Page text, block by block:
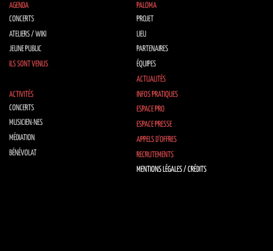
AGENDA
CONCERTS
ATELIERS / WIKI
JEUNE PUBLIC
ILS SONT VENUS
PALOMA
PROJET
LIEU
PARTENAIRES
ÉQUIPES
ACTUALITÉS
ACTIVITÉS
CONCERTS
MUSICIEN·NES
MÉDIATION
BÉNÉVOLAT
INFOS PRATIQUES
ESPACE PRO
ESPACE PRESSE
APPELS D’OFFRES
RECRUTEMENTS
MENTIONS LÉGALES / CRÉDITS